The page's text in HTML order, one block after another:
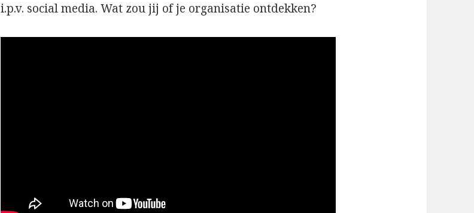
i.p.v. social media. Wat zou jij of je organisatie ontdekken?